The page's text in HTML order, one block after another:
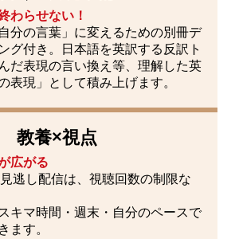
わらせない！
分の言葉」に変えるための別冊デ
グ付き。
日本語を英訳する反訳ト
だ表現の言い換え等、理解した英
表現」として積み上げます。
教養×視点
広がる
逃し配信は、視聴回数の制限な
キマ時間・週末・自分のペースで
ます。